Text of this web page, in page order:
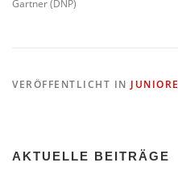
Gartner (DNP)
VERÖFFENTLICHT IN
AKTUELLE BEITRÄGE